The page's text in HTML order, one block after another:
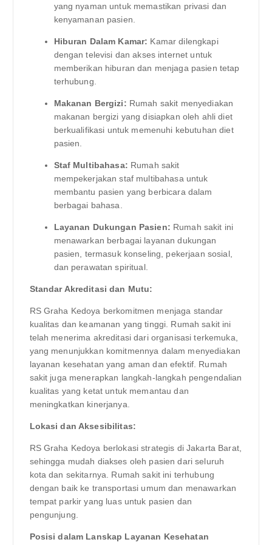
yang nyaman untuk memastikan privasi dan
kenyamanan pasien.
Hiburan Dalam Kamar: Kamar dilengkapi
dengan televisi dan akses internet untuk
memberikan hiburan dan menjaga pasien tetap
terhubung.
Makanan Bergizi: Rumah sakit menyediakan
makanan bergizi yang disiapkan oleh ahli diet
berkualifikasi untuk memenuhi kebutuhan diet
pasien.
Staf Multibahasa: Rumah sakit
mempekerjakan staf multibahasa untuk
membantu pasien yang berbicara dalam
berbagai bahasa.
Layanan Dukungan Pasien: Rumah sakit ini
menawarkan berbagai layanan dukungan
pasien, termasuk konseling, pekerjaan sosial,
dan perawatan spiritual.
Standar Akreditasi dan Mutu:
RS Graha Kedoya berkomitmen menjaga standar
kualitas dan keamanan yang tinggi. Rumah sakit ini
telah menerima akreditasi dari organisasi terkemuka,
yang menunjukkan komitmennya dalam menyediakan
layanan kesehatan yang aman dan efektif. Rumah
sakit juga menerapkan langkah-langkah pengendalian
kualitas yang ketat untuk memantau dan
meningkatkan kinerjanya.
Lokasi dan Aksesibilitas:
RS Graha Kedoya berlokasi strategis di Jakarta Barat,
sehingga mudah diakses oleh pasien dari seluruh
kota dan sekitarnya. Rumah sakit ini terhubung
dengan baik ke transportasi umum dan menawarkan
tempat parkir yang luas untuk pasien dan
pengunjung.
Posisi dalam Lanskap Layanan Kesehatan